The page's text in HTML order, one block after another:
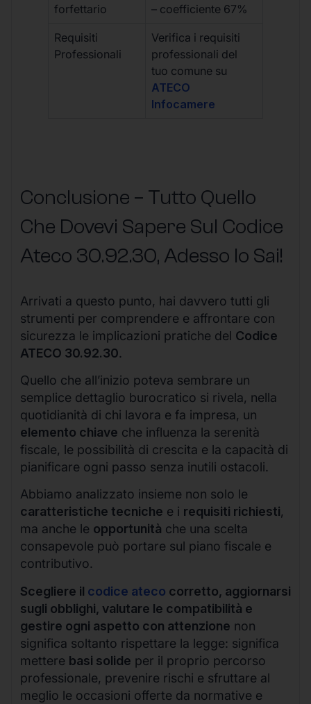
forfettario
– coefficiente 67%
Requisiti
Professionali
Verifica i requisiti
professionali del
tuo comune su
ATECO
Infocamere
Conclusione – Tutto Quello
Che Dovevi Sapere Sul Codice
Ateco 30.92.30, Adesso lo Sai!
Arrivati a questo punto, hai davvero tutti gli
strumenti per comprendere e affrontare con
sicurezza le implicazioni pratiche del Codice
ATECO 30.92.30.
Quello che all’inizio poteva sembrare un
semplice dettaglio burocratico si rivela, nella
quotidianità di chi lavora e fa impresa, un
elemento chiave che influenza la serenità
fiscale, le possibilità di crescita e la capacità di
pianificare ogni passo senza inutili ostacoli.
Abbiamo analizzato insieme non solo le
caratteristiche tecniche e i requisiti richiesti,
ma anche le opportunità che una scelta
consapevole può portare sul piano fiscale e
contributivo.
Scegliere il codice ateco corretto, aggiornarsi
sugli obblighi, valutare le compatibilità e
gestire ogni aspetto con attenzione non
significa soltanto rispettare la legge: significa
mettere basi solide per il proprio percorso
professionale, prevenire rischi e sfruttare al
meglio le occasioni offerte da normative e